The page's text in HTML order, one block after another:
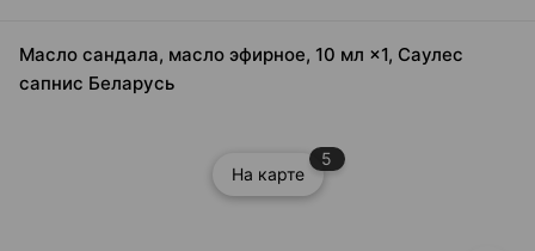
Масло сандала, масло эфирное, 10 мл ×1, Саулес
сапнис Беларусь
На карте
5